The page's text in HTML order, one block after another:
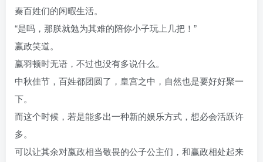
秦百姓们的闲暇生活。
“是吗，那朕就勉为其难的陪你小子玩上几把！”
嬴政笑道。
嬴羽顿时无语，不过也没有多说什么。
中秋佳节，百姓都团圆了，皇宫之中，自然也是要好好聚一
下。
而这个时候，若是能多出一种新的娱乐方式，想必会活跃许
多。
可以让其余对嬴政相当敬畏的公子公主们，和赢政相处起来